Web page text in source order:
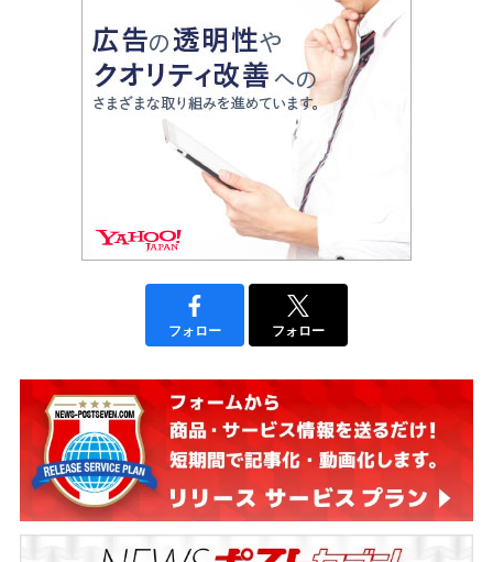
フォロー フォロー